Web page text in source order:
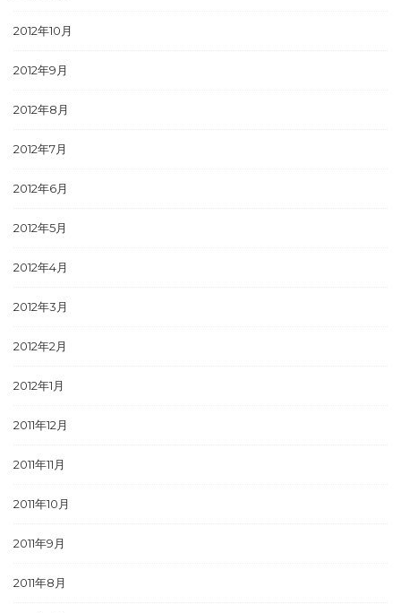
2012年10月
2012年9月
2012年8月
2012年7月
2012年6月
2012年5月
2012年4月
2012年3月
2012年2月
2012年1月
2011年12月
2011年11月
2011年10月
2011年9月
2011年8月